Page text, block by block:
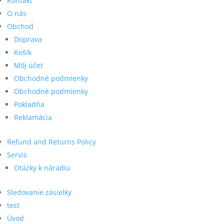
KOLÍČKY
Kolíčky S600
KOMPRESORY SCHNEIDER
KOTVY DO BETÓNU
KRÁTIACE PÍLY
LANKÁ NA ZAVESENIE
LISOVANÉ PALETOVÉ KOCKY
MANIPULÁTORY A OTÁČAČE
O nás
Obchod
Doprava
Košík
Môj účet
Obchodné podmienky
Obchodné podmienky
Pokladňa
Reklamácia
Refund and Returns Policy
Servis
Otázky k náradiu
Sledovanie zásielky
test
Úvod